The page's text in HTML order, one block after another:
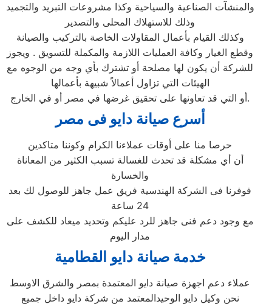
والمنشآت الصناعية والسياحية وكذا مشروعات التبريد والتجميد
وذلك للاستهلاك المحلى والتصدير
وكذلك القيام بأعمال المقاولات الخاصة بالتركيب والصيانة
وقطع الغيار وكافة العمليات اللازمة والمكملة للتسويق . ويجوز
للشركة أن يكون لها مصلحة أو تشترك بأي وجه من الوجوه مع
الهيئات التي تزاول أعمالاً شبيهة بأعمالها
أو التي قد تعاونها على تحقيق غرضها في مصر أو في الخارج.
أسرع صيانة دايو فى مصر
حرصا منا على أوقات عملاءنا الكرام وكوننا متاكدين
أن أي مشكلة قد تحدث للغسالة تسبب الكثير من المعاناة
والخسارة
فوفرنا فى الشركة الهندسية فريق عمل جاهز للوصول لك بعد
24 ساعة
مع وجود دعم فنى جاهز للرد عليكم وتحديد ميعاد للكشف على
مدار اليوم
خدمة صيانة دايو القطامية
عملاء دعم اجهزة صيانة دايو المعتمدة بمصر والشرق الاوسط
نحن وكيل دايو الوحيدالمعتمد من شركة دايو داخل جميع